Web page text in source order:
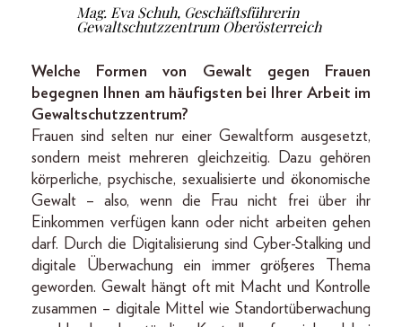
Mag. Eva Schuh, Geschäftsführerin
Gewaltschutzzentrum Oberösterreich
Welche Formen von Gewalt gegen Frauen
begegnen Ihnen am häufigsten bei Ihrer Arbeit im
Gewaltschutzzentrum?
Frauen sind selten nur einer Gewaltform ausgesetzt,
sondern meist mehreren gleichzeitig. Dazu gehören
körperliche, psychische, sexualisierte und ökonomische
Gewalt – also, wenn die Frau nicht frei über ihr
Einkommen verfügen kann oder nicht arbeiten gehen
darf. Durch die Digitalisierung sind Cyber-Stalking und
digitale Überwachung ein immer größeres Thema
geworden. Gewalt hängt oft mit Macht und Kontrolle
zusammen – digitale Mittel wie Standortüberwachung